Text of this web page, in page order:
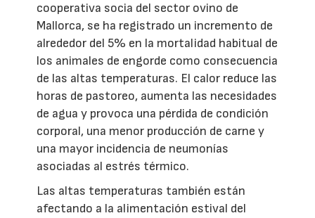
cooperativa socia del sector ovino de
Mallorca, se ha registrado un incremento de
alrededor del 5% en la mortalidad habitual de
los animales de engorde como consecuencia
de las altas temperaturas. El calor reduce las
horas de pastoreo, aumenta las necesidades
de agua y provoca una pérdida de condición
corporal, una menor producción de carne y
una mayor incidencia de neumonías
asociadas al estrés térmico.
Las altas temperaturas también están
afectando a la alimentación estival del